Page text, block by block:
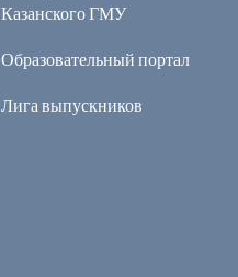
Казанского ГМУ
Образовательный портал
Лига выпускников